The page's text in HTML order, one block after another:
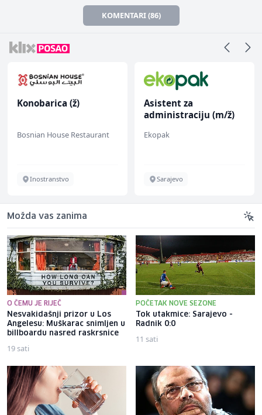
KOMENTARI (86)
Konobarica (ž)
Bosnian House Restaurant
Inostranstvo
Asistent za
administraciju (m/ž)
Ekopak
Sarajevo
Možda vas zanima
O ČEMU JE RIJEČ
Nesvakidašnji prizor u Los
Angelesu: Muškarac snimljen u
billboardu nasred raskrsnice
19 sati
POČETAK NOVE SEZONE
Tok utakmice: Sarajevo -
Radnik 0:0
11 sati